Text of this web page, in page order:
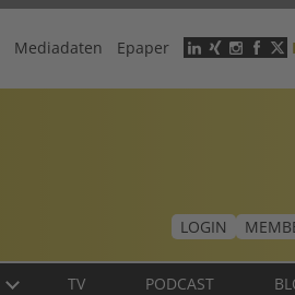
Header
menu
Mediadaten Epaper
LOGIN
TV PODCAST